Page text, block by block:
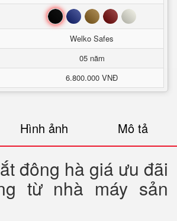
Đen Xanh Nâu Đỏ Trắng
Welko Safes
05 năm
6.800.000 VNĐ
Hình ảnh Mô tả
đông hà giá ưu đãi
từ nhà máy sản